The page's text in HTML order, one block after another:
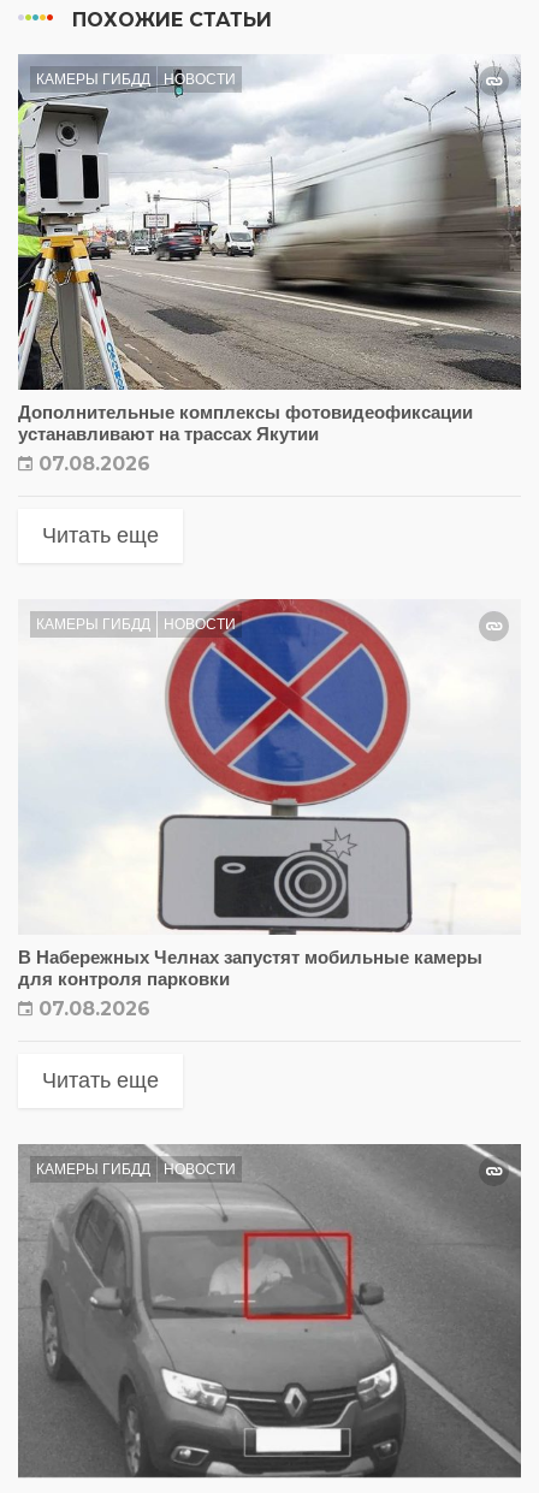
ПОХОЖИЕ СТАТЬИ
КАМЕРЫ ГИБДД НОВОСТИ
Дополнительные комплексы фотовидеофиксации
устанавливают на трассах Якутии
07.08.2026
Читать еще
КАМЕРЫ ГИБДД НОВОСТИ
В Набережных Челнах запустят мобильные камеры
для контроля парковки
07.08.2026
Читать еще
КАМЕРЫ ГИБДД НОВОСТИ